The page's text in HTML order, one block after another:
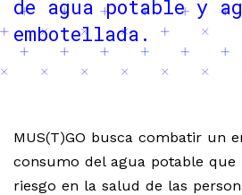
de agua potable y
embotellada.
MUS(T)GO busca combatir un
consumo del agua potable que
riesgo en la salud de las